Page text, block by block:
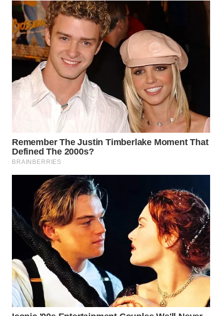
WN
LANGKAT
WN
TAPANULI
SELATAN
WN
TANJUNG
WN
KARO
WN
SIMALUNGUN
WN
LABUHANBATU
WN
TAPANULI
TENGAH
WN DELI
SERDANG